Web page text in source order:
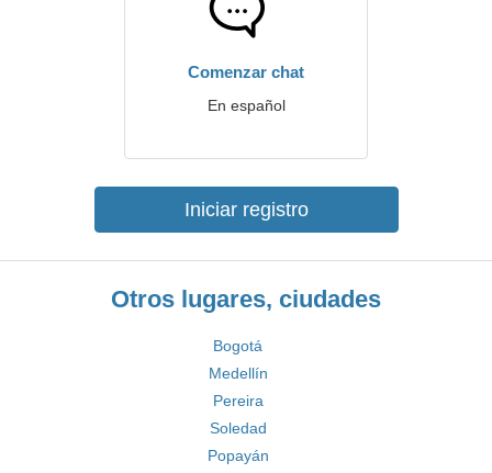
Comenzar chat
En español
Iniciar registro
Otros lugares, ciudades
Bogotá
Medellín
Pereira
Soledad
Popayán